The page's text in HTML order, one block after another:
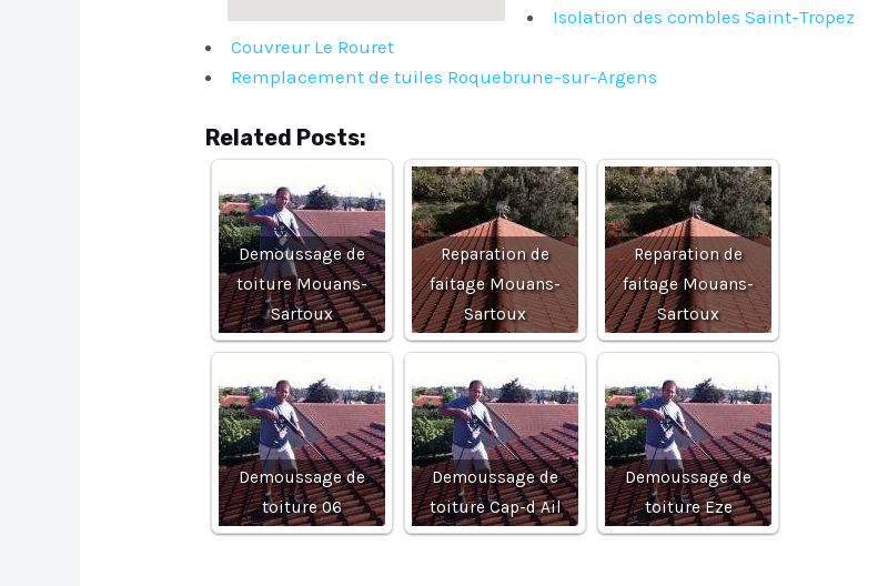
Isolation des combles Saint-Tropez
Couvreur Le Rouret
Remplacement de tuiles Roquebrune-sur-Argens
Related Posts:
Demoussage de
toiture Mouans-
Sartoux
Reparation de
faitage Mouans-
Sartoux
Reparation de
faitage Mouans-
Sartoux
Demoussage de
toiture 06
Demoussage de
toiture Cap-d Ail
Demoussage de
toiture Eze